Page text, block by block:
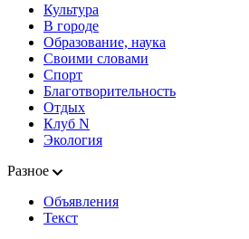
Культура
В городе
Образование, наука
Своими словами
Спорт
Благотворительность
Отдых
Клуб N
Экология
Разное
Объявления
Текст